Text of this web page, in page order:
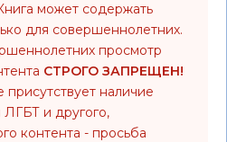
может содержать
для совершеннолетних.
просмотр
СТРОГО ЗАПРЕЩЕН!
присутствует наличие
ЛГБТ и другого,
контента - просьба